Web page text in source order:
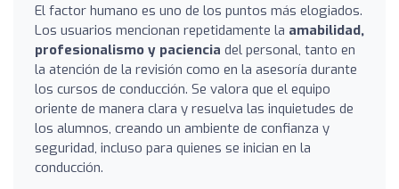
El factor humano es uno de los puntos más elogiados.
Los usuarios mencionan repetidamente la amabilidad,
profesionalismo y paciencia del personal, tanto en
la atención de la revisión como en la asesoría durante
los cursos de conducción. Se valora que el equipo
oriente de manera clara y resuelva las inquietudes de
los alumnos, creando un ambiente de confianza y
seguridad, incluso para quienes se inician en la
conducción.